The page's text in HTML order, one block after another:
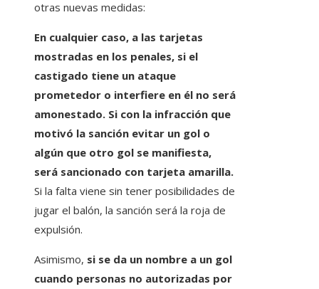
otras nuevas medidas:
En cualquier caso, a las tarjetas
mostradas en los penales, si el
castigado tiene un ataque
prometedor o interfiere en él no será
amonestado. Si con la infracción que
motivó la sanción evitar un gol o
algún que otro gol se manifiesta,
será sancionado con tarjeta amarilla.
Si la falta viene sin tener posibilidades de
jugar el balón, la sanción será la roja de
expulsión.
Asimismo, si se da un nombre a un gol
cuando personas no autorizadas por